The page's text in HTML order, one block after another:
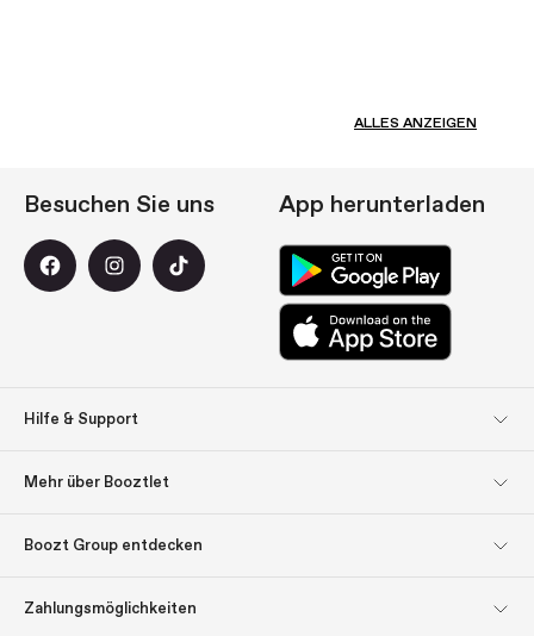
ALLES ANZEIGEN
Hilfe & Support
Mehr über Booztlet
Newsletter
Boozt Group entdecken
Besuchen Sie uns App herunterladen
Zahlungsmöglichkeiten